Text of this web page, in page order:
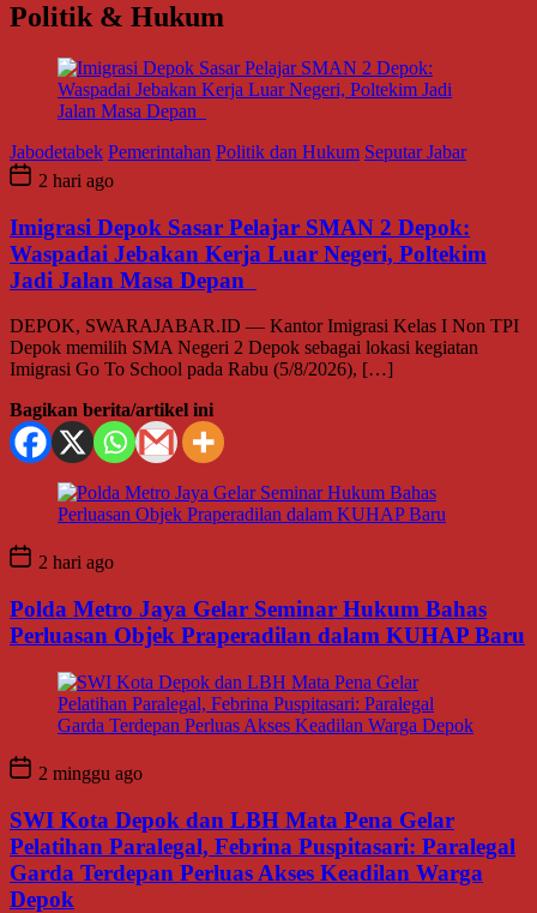
Politik & Hukum
Jabodetabek Pemerintahan Politik dan Hukum Seputar Jabar
2 hari ago
Imigrasi Depok Sasar Pelajar SMAN 2 Depok:
Waspadai Jebakan Kerja Luar Negeri, Poltekim
Jadi Jalan Masa Depan
DEPOK, SWARAJABAR.ID — Kantor Imigrasi Kelas I Non TPI
Depok memilih SMA Negeri 2 Depok sebagai lokasi kegiatan
Imigrasi Go To School pada Rabu (5/8/2026), […]
Bagikan berita/artikel ini
2 hari ago
Polda Metro Jaya Gelar Seminar Hukum Bahas
Perluasan Objek Praperadilan dalam KUHAP Baru
2 minggu ago
SWI Kota Depok dan LBH Mata Pena Gelar
Pelatihan Paralegal, Febrina Puspitasari: Paralegal
Garda Terdepan Perluas Akses Keadilan Warga
Depok